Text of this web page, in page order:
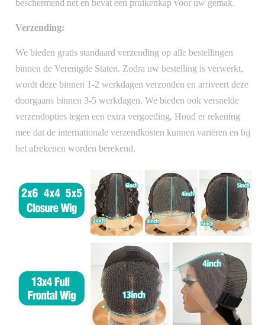
beschermend net en bevat een pruikenkap voor uw gemak.
Verzending:
We bieden gratis standaard verzending op alle bestellingen
binnen de Verenigde Staten. Zodra uw bestelling is verwerkt,
wordt deze binnen 1-2 werkdagen verzonden en arriveert deze
doorgaans binnen 3-5 werkdagen. We bieden ook versnelde
verzendopties tegen een extra vergoeding. Houd er rekening
mee dat de internationale verzendkosten kunnen variëren en bij
het afrekenen worden berekend.